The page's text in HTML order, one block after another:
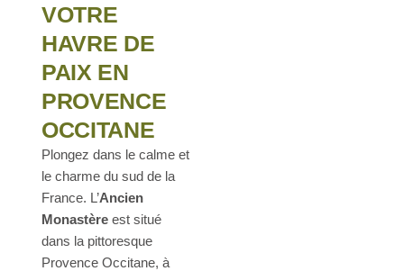
VOTRE
HAVRE DE
PAIX EN
PROVENCE
OCCITANE
Plongez dans le calme et
le charme du sud de la
France. L’Ancien
Monastèreest situé
dans la pittoresque
Provence Occitane, à